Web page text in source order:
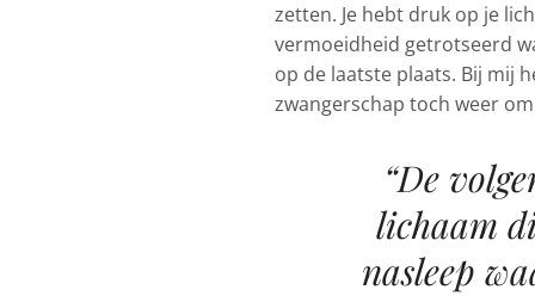
zetten. Je hebt druk op je
vermoeidheid getrotseerd
op de laatste plaats. Bij mij
zwangerschap toch weer
“De
lichaam
nasleep